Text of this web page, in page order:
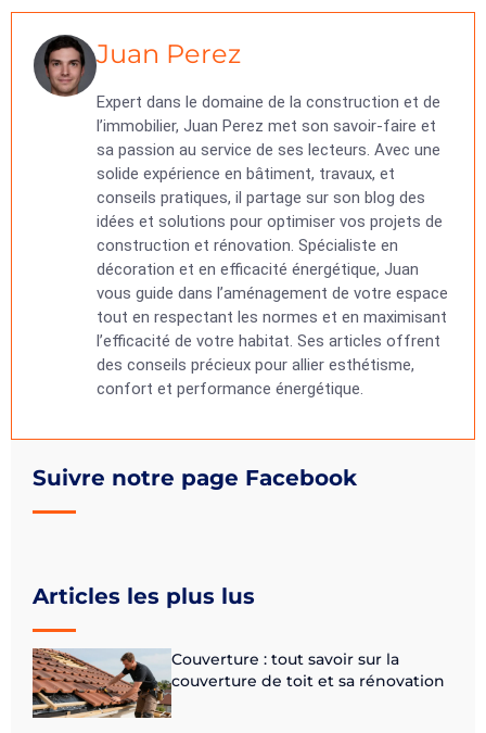
Suivre notre page Facebook
Articles les plus lus
Couverture : tout savoir sur la
couverture de toit et sa rénovation
Juan Perez
Expert dans le domaine de la construction et de
l’immobilier, Juan Perez met son savoir-faire et
sa passion au service de ses lecteurs. Avec une
solide expérience en bâtiment, travaux, et
conseils pratiques, il partage sur son blog des
idées et solutions pour optimiser vos projets de
construction et rénovation. Spécialiste en
décoration et en efficacité énergétique, Juan
vous guide dans l’aménagement de votre espace
tout en respectant les normes et en maximisant
l’efficacité de votre habitat. Ses articles offrent
des conseils précieux pour allier esthétisme,
confort et performance énergétique.